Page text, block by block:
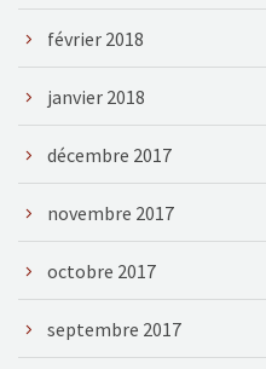
février 2018
janvier 2018
décembre 2017
novembre 2017
octobre 2017
septembre 2017